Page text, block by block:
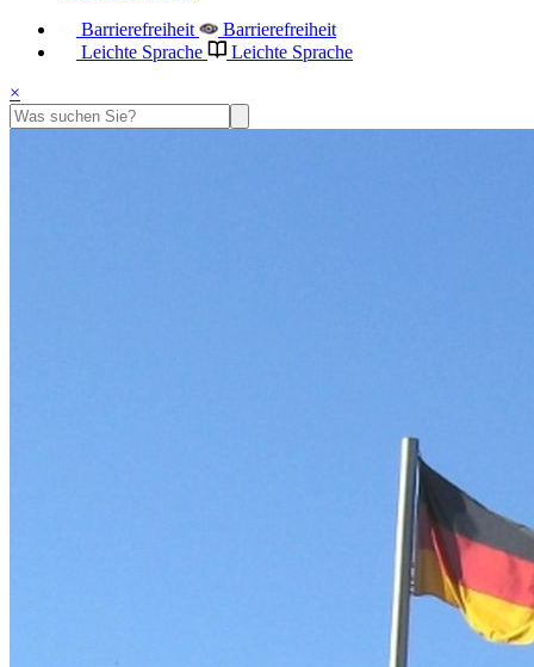
Barrierefreiheit
Barrierefreiheit
Leichte Sprache
Leichte Sprache
×